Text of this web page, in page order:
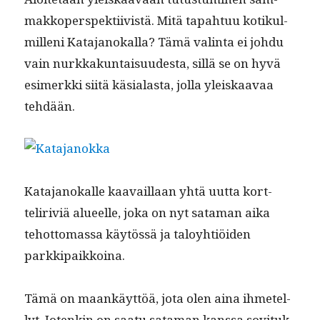
makkop­er­spek­ti­ivistä. Mitä tapah­tuu kotikul­
mil­leni Kata­janokalla? Tämä val­in­ta ei johdu
vain nurkkakun­taisu­ud­es­ta, sil­lä se on hyvä
esimerk­ki siitä käsialas­ta, jol­la yleiskaavaa
tehdään.
Kata­janokalle kaavail­laan yhtä uut­ta kort­
teliriv­iä alueelle, joka on nyt sata­man aika
tehot­tomas­sa käytössä ja taloy­htiöi­den
parkkipaikkoina.
Tämä on maankäyt­töä, jota olen aina ihme­tel­